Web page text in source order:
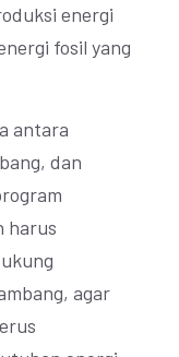
energi
fosil yang
antara
dan
harus
agar